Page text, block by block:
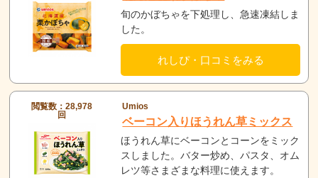
旬のかぼちゃを下処理し、急速凍結しま
した。
れしぴ・口コミをみる
閲覧数：28,978
回
Umios
ベーコン入りほうれん草ミックス
ほうれん草にベーコンとコーンをミック
スしました。バター炒め、パスタ、オム
レツ等さまざまな料理に使えます。